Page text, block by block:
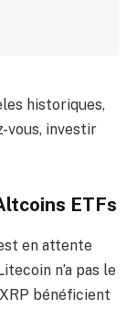
historiques,
vous, investir
ETFs
en attente
n’a pas le
bénéficient